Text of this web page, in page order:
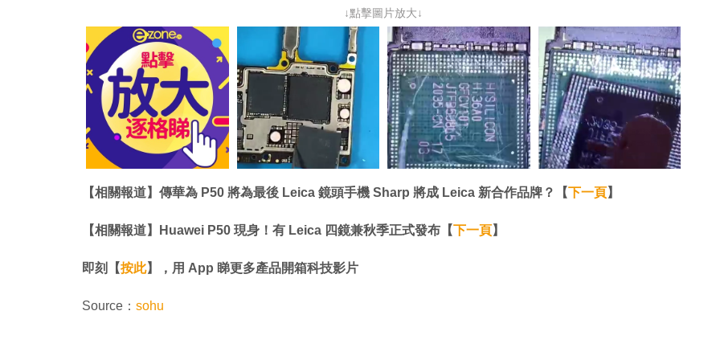
↓點擊圖片放大↓
【相關報道】傳華為 P50 將為最後 Leica 鏡頭手機 Sharp 將成 Leica 新合作品牌？【下一頁】
【相關報道】Huawei P50 現身！有 Leica 四鏡兼秋季正式發布【下一頁】
即刻【按此】，用 App 睇更多產品開箱科技影片
Source： sohu